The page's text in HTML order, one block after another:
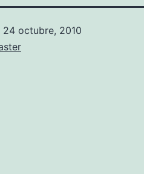
24 octubre, 2010